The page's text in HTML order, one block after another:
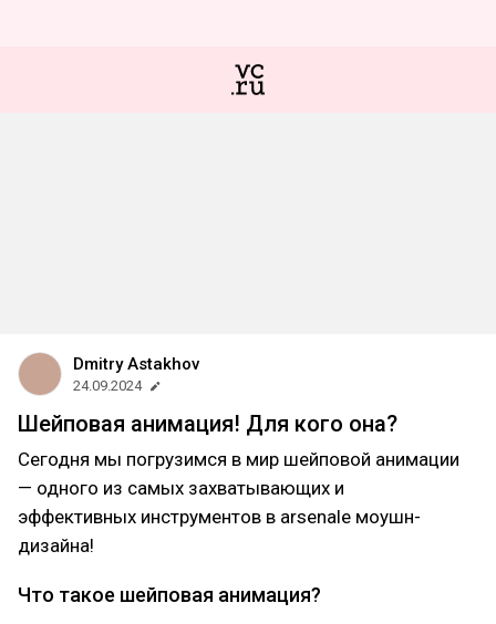
Dmitry Astakhov
24.09.2024
Шейповая анимация! Для кого она?
Сегодня мы погрузимся в мир шейповой анимации
— одного из самых захватывающих и
эффективных инструментов в arsenale моушн-
дизайна!
Что такое шейповая анимация?